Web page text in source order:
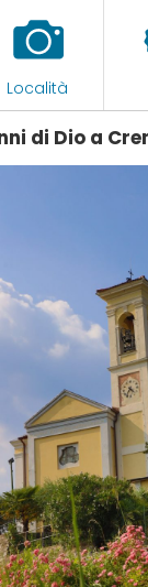
Località
di Dio a